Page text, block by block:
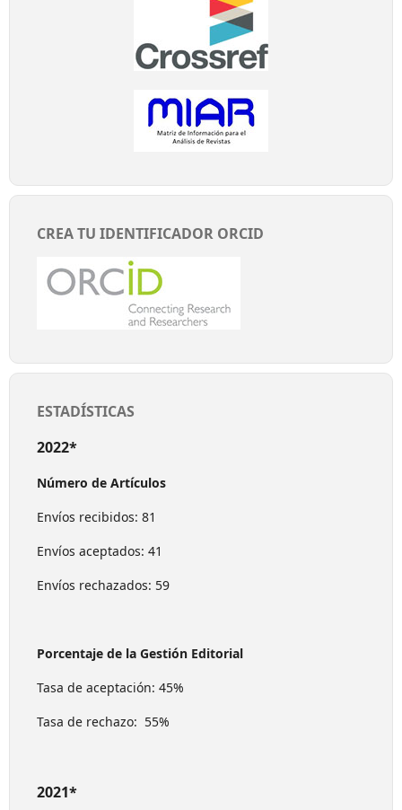
CREA TU IDENTIFICADOR ORCID
ESTADÍSTICAS
2022*
Número de Artículos
Envíos recibidos: 81
Envíos aceptados: 41
Envíos rechazados: 59
Porcentaje de la Gestión Editorial
Tasa de aceptación: 45%
Tasa de rechazo: 55%
2021*